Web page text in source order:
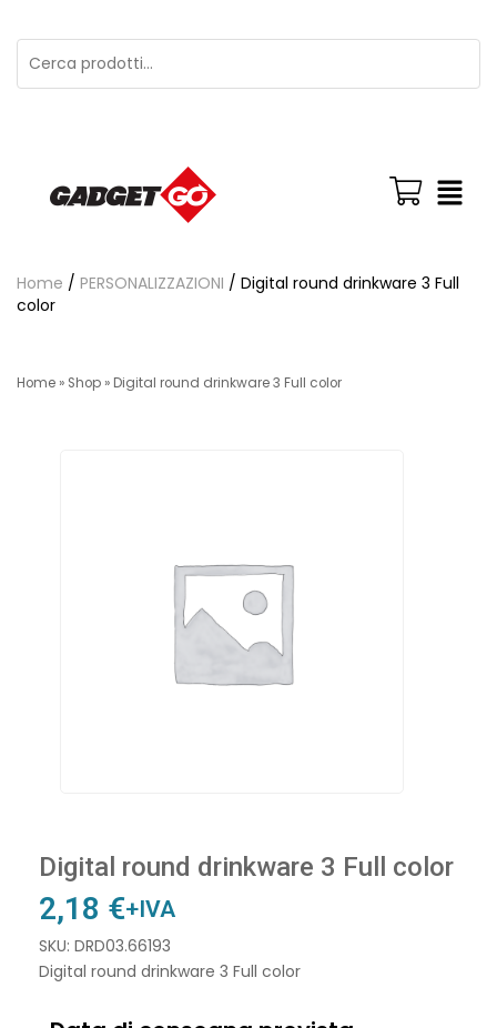
Home / PERSONALIZZAZIONI / Digital round drinkware 3 Full
color
Home » Shop » Digital round drinkware 3 Full color
Digital round drinkware 3 Full color
2,18 €+IVA
SKU: DRD03.66193
Digital round drinkware 3 Full color